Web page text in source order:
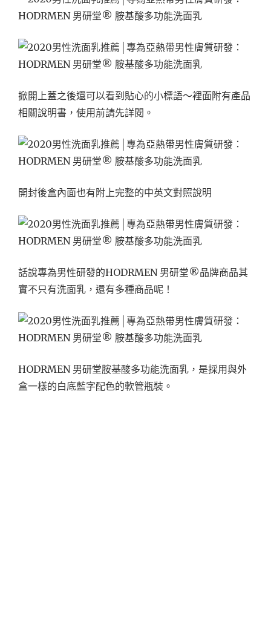
掀開上蓋之後還可以看到貼心的小標語～裡面附有產品
相關說明書，使用前請先詳閱。
開封後盒內面也有附上完整的中英文對照說明
話說專為男性研發的HODRMEN 男研堂®品牌商品其
實不只有洗面乳，還有多種商品呢！
HODRMEN 男研堂胺基酸多功能洗面乳，是採用與外
盒一樣的白底藍字配色的軟管瓶裝。